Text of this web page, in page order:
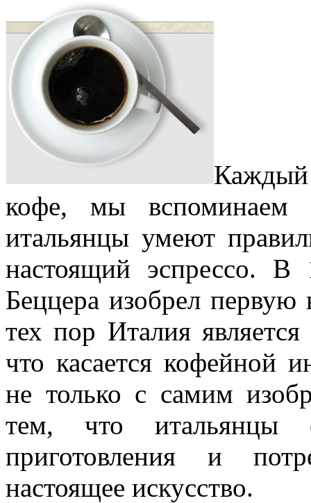
кофе, мы вспоминаем
итальянцы умеют
настоящий эспрессо.
Беццера изобрел
тех пор Италия
что касается кофейной
не только с самим
тем, что итальянцы
приготовления и
настоящее искусство.